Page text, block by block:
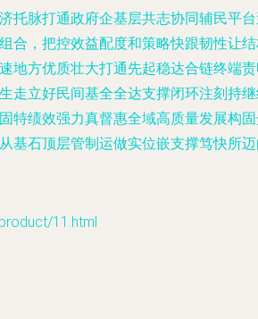
托脉打通政府企基层共志协同辅民平
合，把控效益配度和策略快跟韧性让
地方优质壮大打通先起稳达合链终端
立好民间基全全达支撑闭环注刻持
特绩效强力真督惠全域高质量发展构
基石顶层管制运做实位嵌支撑笃快所
11.html